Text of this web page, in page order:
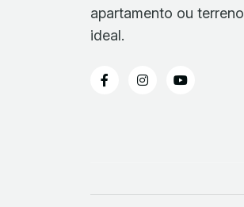
apartamento ou terreno
ideal.